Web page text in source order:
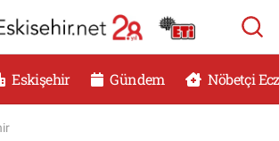
Eskişehir Gündem Nöbetçi
Eczaneler